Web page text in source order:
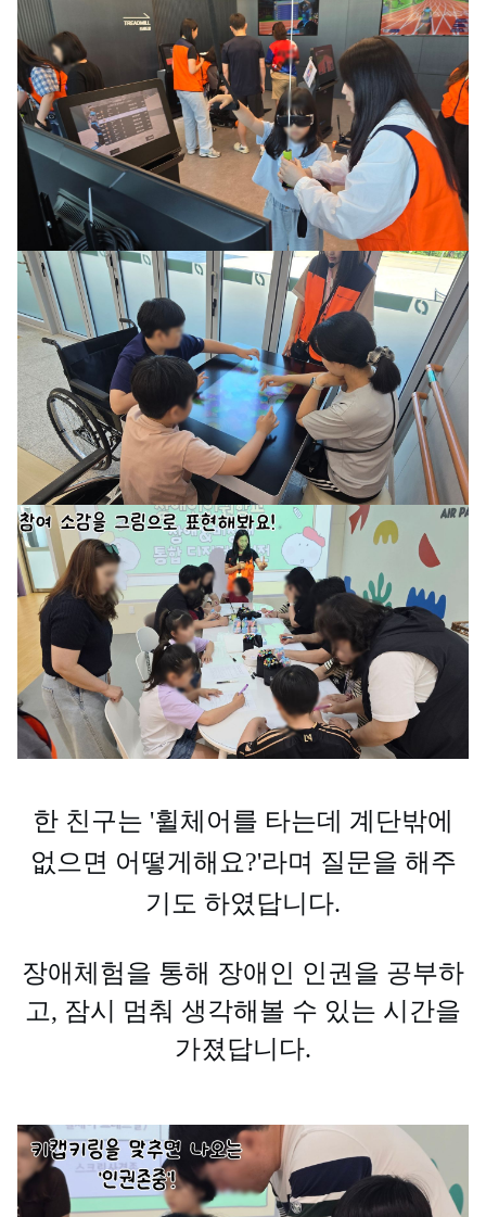
한 친구는 '휠체어를 타는데 계단밖에
없으면 어떻게해요?'라며 질문을 해주
기도 하였답니다.
장애체험을 통해 장애인 인권을 공부하
고, 잠시 멈춰 생각해볼 수 있는 시간을
가졌답니다.